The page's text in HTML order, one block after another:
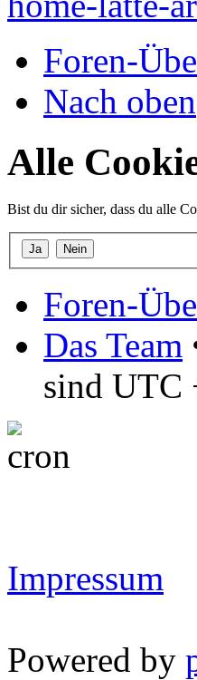
Foren-
Nach oben
Alle
Bist du dir sicher, dass du alle
Foren-
Das Team
sind UTC
Impressum
Powered by